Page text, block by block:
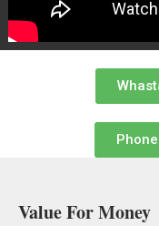
Value For Money